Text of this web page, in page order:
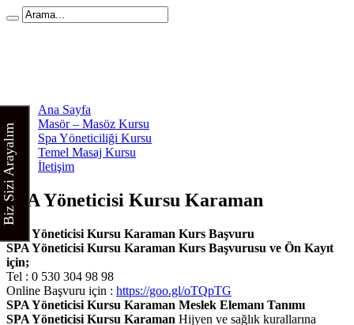
Ana Sayfa
Masör – Masöz Kursu
Spa Yöneticiliği Kursu
Temel Masaj Kursu
İletişim
SPA Yöneticisi Kursu Karaman
SPA Yöneticisi Kursu Karaman Kurs Başvuru
SPA Yöneticisi Kursu Karaman Kurs Başvurusu ve Ön Kayıt
için;
Tel : 0 530 304 98 98
Online Başvuru için : https://goo.gl/oTQpTG
SPA Yöneticisi Kursu Karaman Meslek Elemanı Tanımı
SPA Yöneticisi Kursu Karaman Hijyen ve sağlık kurallarına
Biz Sizi Arayalım